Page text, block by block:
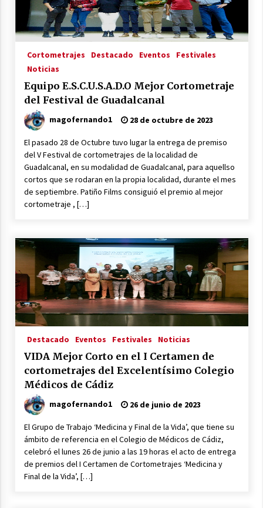
Cortometrajes Destacado Eventos
Festivales
Noticias
Equipo E.S.C.U.S.A.D.O Mejor Cortometraje
del Festival de Guadalcanal
magofernando1 28 de octubre de 2023
El pasado 28 de Octubre tuvo lugar la entrega de premiso
del V Festival de cortometrajes de la localidad de
Guadalcanal, en su modalidad de Guadalcanal, para aquellso
cortos que se rodaran en la propia localidad, durante el mes
de septiembre. Patiño Films consiguió el premio al mejor
cortometraje , […]
Destacado Eventos Festivales Noticias
VIDA Mejor Corto en el I Certamen de
cortometrajes del Excelentísimo Colegio
Médicos de Cádiz
magofernando1 26 de junio de 2023
El Grupo de Trabajo ‘Medicina y Final de la Vida’, que tiene su
ámbito de referencia en el Colegio de Médicos de Cádiz,
celebró el lunes 26 de junio a las 19 horas el acto de entrega
de premios del I Certamen de Cortometrajes ‘Medicina y
Final de la Vida’, […]